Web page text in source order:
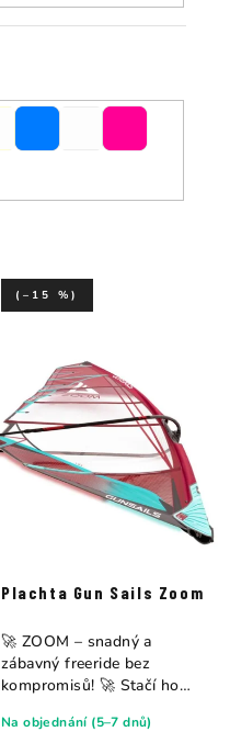
Plachta Gun Sails Zoom
(–15 %)
Na objednání (5–7 dnů)
🚀 ZOOM – snadný a
zábavný freeride bez
kompromisů! 🚀 Stačí ho